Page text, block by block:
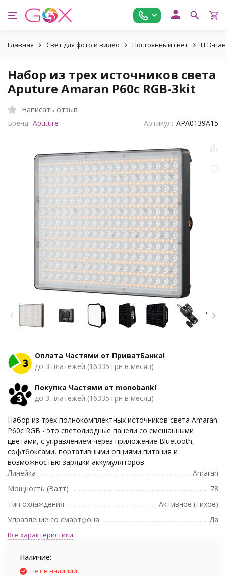
Главная Свет для фото и видео Постоянный свет LED-
Набор из трех источников света
Aputure Amaran P60c RGB-3kit
Написать отзыв
Бренд: Aputure Артикул: APA0139A15
Оплата Частями от ПриватБанка!
до 3 платежей (16335 грн в месяц)
Покупка Частями от monobank!
до 3 платежей (16335 грн в месяц)
Набор из трех полнокомплектных источников света Amaran
P60c RGB - это светодиодные панели со смешанными
цветами, с управлением через приложение Bluetooth,
софтбоксами, портативными опциями питания и
возможностью зарядки аккумуляторов.
Линейка
Amaran
Мощность (Ватт)
78
Тип охлаждения
Активное (тихое)
Управление со смартфона
Да
Все характеристики
Наличие:
Нет в наличии